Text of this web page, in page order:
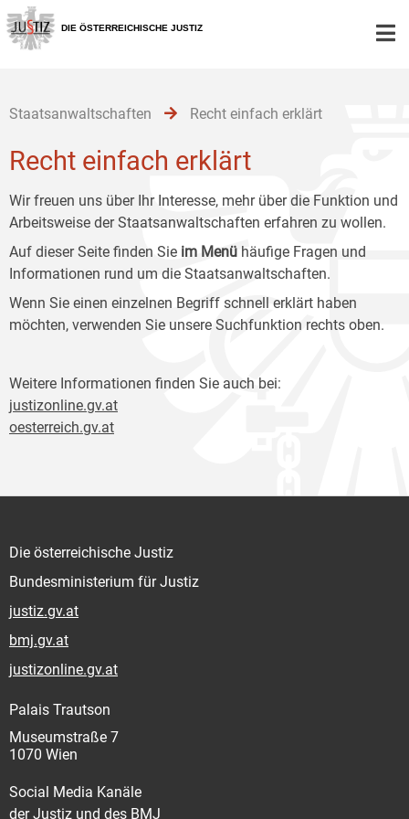
Zur
Hauptnavigation
[1]
Zum
Inhalt
[2]
Zum
Untermenü
[3]
DIE ÖSTERREICHISCHE JUSTIZ
Staatsanwaltschaften Recht einfach erklärt
Recht einfach erklärt
Wir freuen uns über Ihr Interesse, mehr über die Funktion und
Arbeitsweise der Staatsanwaltschaften erfahren zu wollen.
Auf dieser Seite finden Sie im Menü häufige Fragen und
Informationen rund um die Staatsanwaltschaften.
Wenn Sie einen einzelnen Begriff schnell erklärt haben
möchten, verwenden Sie unsere Suchfunktion rechts oben.
Weitere Informationen finden Sie auch bei:
justizonline.gv.at
oesterreich.gv.at
Die österreichische Justiz
Bundesministerium für Justiz
justiz.gv.at
bmj.gv.at
justizonline.gv.at
Palais Trautson
Museumstraße 7
1070 Wien
Social Media Kanäle
der Justiz und des BMJ